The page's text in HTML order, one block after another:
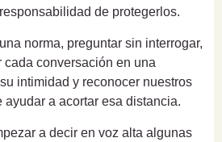
de protegerlos.
norma, preguntar sin interrogar,
conversación en una
intimidad y reconocer nuestros
ayudar a acortar esa distancia.
a decir en voz alta algunas